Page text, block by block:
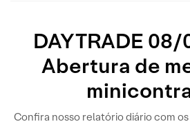
DAYTRADE
Abertura de
Confira nosso relatório diário com